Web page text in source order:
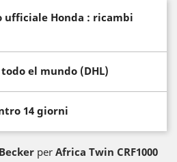
ufficiale Honda : ricambi
el mundo (DHL)
14 giorni
per Africa Twin CRF1000